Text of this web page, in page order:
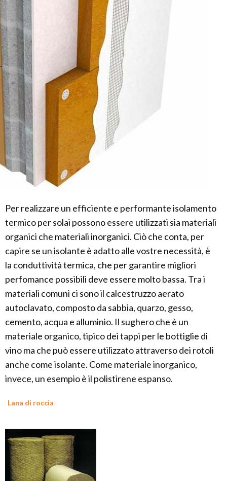
Per realizzare un efficiente e performante isolamento
termico per solai possono essere utilizzati sia materiali
organici che materiali inorganici. Ciò che conta, per
capire se un isolante è adatto alle vostre necessità, è
la conduttività termica, che per garantire migliori
perfomance possibili deve essere molto bassa. Tra i
materiali comuni ci sono il calcestruzzo aerato
autoclavato, composto da sabbia, quarzo, gesso,
cemento, acqua e alluminio. Il sughero che è un
materiale organico, tipico dei tappi per le bottiglie di
vino ma che può essere utilizzato attraverso dei rotoli
anche come isolante. Come materiale inorganico,
invece, un esempio è il polistirene espanso.
Lana di roccia